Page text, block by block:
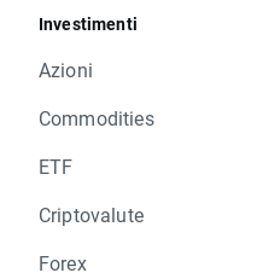
Investimenti
Azioni
Commodities
ETF
Criptovalute
Forex